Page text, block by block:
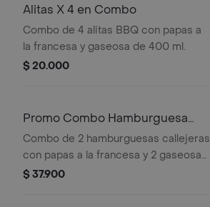
Alitas X 4 en Combo
Combo de 4 alitas BBQ con papas a
la francesa y gaseosa de 400 ml.
$ 20.000
Promo Combo Hamburguesa
Callejera X 2
Combo de 2 hamburguesas callejeras
con papas a la francesa y 2 gaseosas
de 400 ml.
$ 37.900